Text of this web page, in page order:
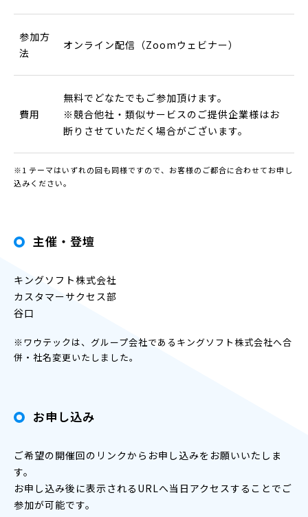
参加方
法
オンライン配信（Zoomウェビナー）
費用
無料でどなたでもご参加頂けます。
※競合他社・類似サービスのご提供企業様はお
断りさせていただく場合がございます。
※1 テーマはいずれの回も同様ですので、お客様のご都合に合わせてお申し
込みください。
主催・登壇
キングソフト株式会社
カスタマーサクセス部
谷口
※ワウテックは、グループ会社であるキングソフト株式会社へ合
併・社名変更いたしました。
お申し込み
ご希望の開催回のリンクからお申し込みをお願いいたしま
す。
お申し込み後に表示されるURLへ当日アクセスすることでご
参加が可能です。